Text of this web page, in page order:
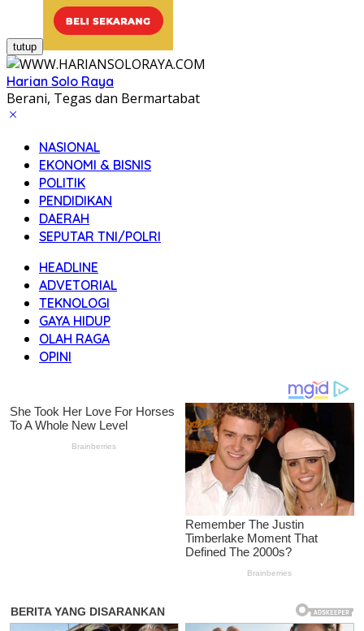
tutup
Harian Solo Raya
Berani, Tegas dan Bermartabat
NASIONAL
EKONOMI & BISNIS
POLITIK
PENDIDIKAN
DAERAH
SEPUTAR TNI/POLRI
HEADLINE
ADVETORIAL
TEKNOLOGI
GAYA HIDUP
OLAH RAGA
OPINI